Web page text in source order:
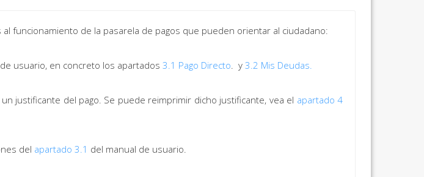
funcionamiento de la pasarela de pagos que pueden orientar al ciudadano:
usuario, en concreto los apartados 3.1 Pago Directo. y 3.2 Mis Deudas.
justificante del pago. Se puede reimprimir dicho justificante, vea el apartado 4
del apartado 3.1 del manual de usuario.